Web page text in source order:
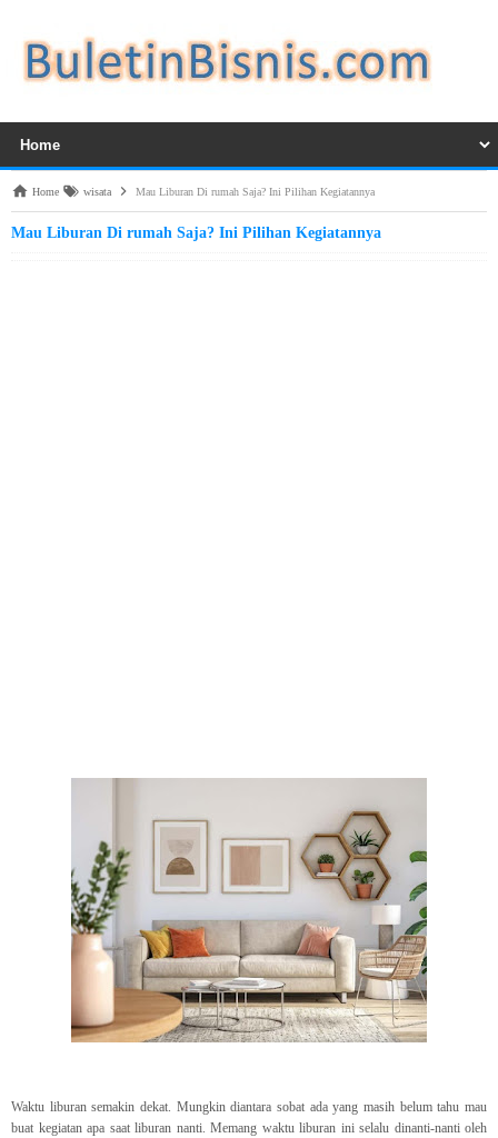
Home wisata Mau Liburan Di rumah Saja? Ini Pilihan Kegiatannya
Mau Liburan Di rumah Saja? Ini Pilihan Kegiatannya
Waktu liburan semakin dekat. Mungkin diantara sobat ada yang masih belum tahu mau
buat kegiatan apa saat liburan nanti. Memang waktu liburan ini selalu dinanti-nanti oleh